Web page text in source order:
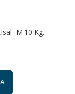
-M 10 Kg.